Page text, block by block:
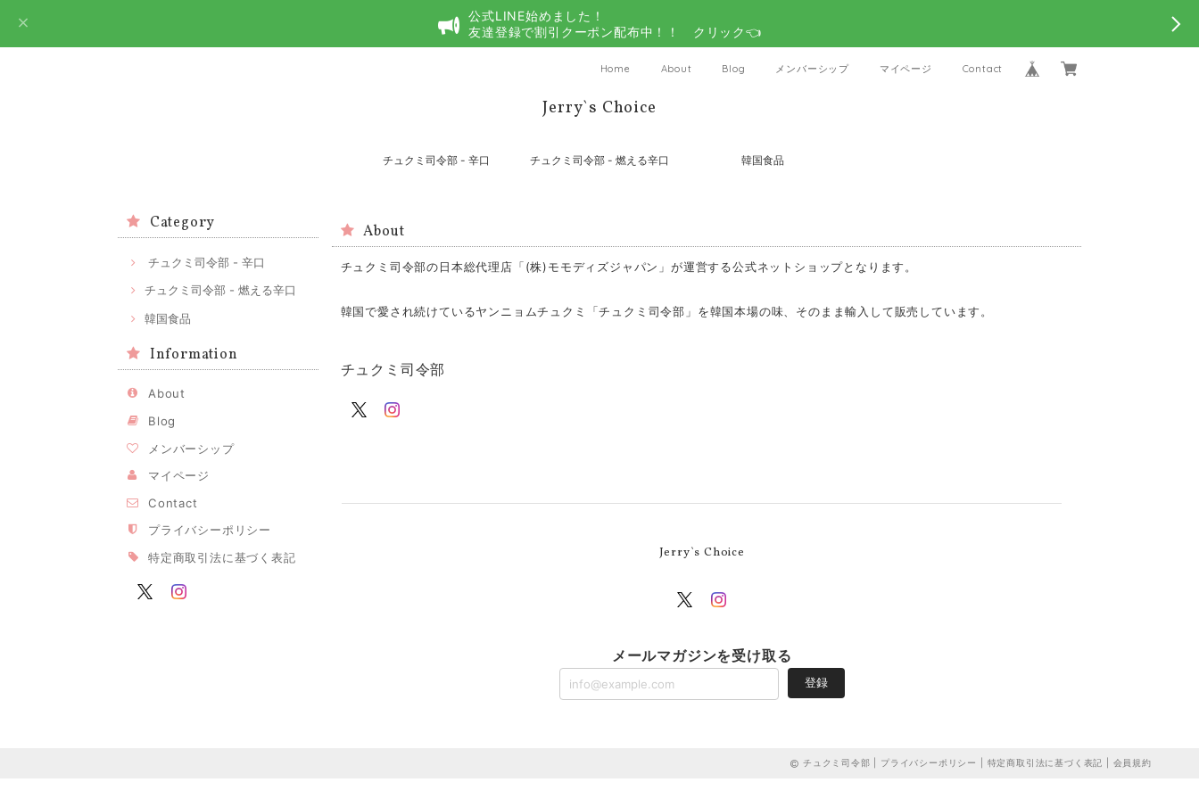
公式LINE始めました！
友達登録で割引クーポン配布中！！ クリック👈
Home About Blog メンバーシップ マイページ Contact
Jerry`s Choice
チュクミ司令部 - 辛口 チュクミ司令部 - 燃える辛口 韓国食品
Category
チュクミ司令部 - 辛口
チュクミ司令部 - 燃える辛口
韓国食品
Information
About
Blog
メンバーシップ
マイページ
Contact
プライバシーポリシー
特定商取引法に基づく表記
About
チュクミ司令部の日本総代理店「(株)モモディズジャパン」が運営する公式ネットショップとなります。
韓国で愛され続けているヤンニョムチュクミ「チュクミ司令部」を韓国本場の味、そのまま輸入して販売しています。
チュクミ司令部
Jerry`s Choice
メールマガジンを受け取る
登録
チュクミ司令部 | プライバシーポリシー 特定商取引法に基づく表記 会員規約